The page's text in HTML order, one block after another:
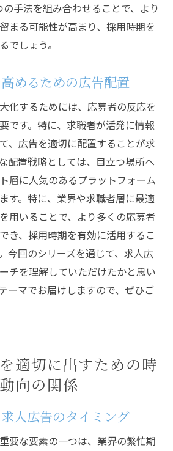
手法を組み合わせることで、より
まる可能性が高まり、採用時期を
でしょう。
めるための広告配置
化するためには、応募者の反応を
です。特に、求職者が活発に情報
、広告を適切に配置することが求
配置戦略としては、目立つ場所へ
層に人気のあるプラットフォーム
す。特に、業界や求職者層に最適
用いることで、より多くの応募者
き、採用時期を有効に活用するこ
今回のシリーズを通じて、求人広
チを理解していただけたかと思い
ーマでお届けしますので、ぜひご
適切に出すための時
向の関係
人広告のタイミング
要な要素の一つは、業界の繁忙期